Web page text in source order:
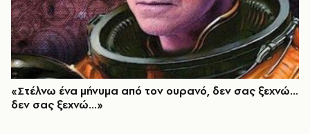
«Στέλνω ένα μήνυμα από τον ουρανό, δεν σας ξεχνώ...
δεν σας ξεχνώ...»